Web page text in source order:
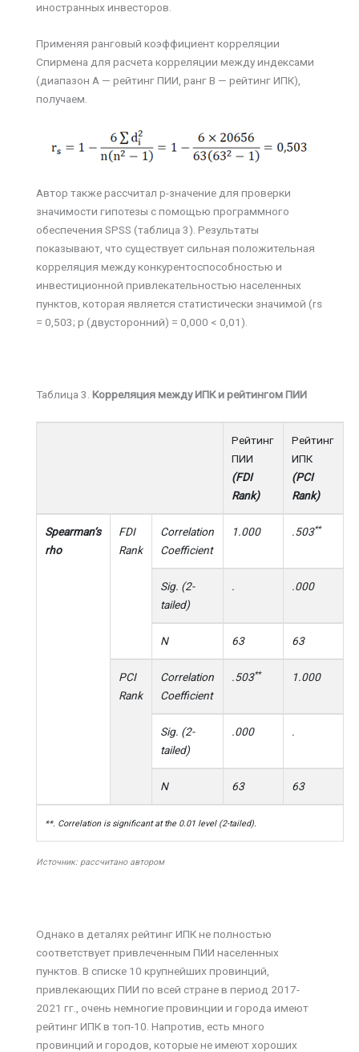
иностранных инвесторов.
Применяя ранговый коэффициент корреляции
Спирмена для расчета корреляции между индексами
(диапазон А — рейтинг ПИИ, ранг В — рейтинг ИПК),
получаем.
Автор также рассчитал p-значение для проверки
значимости гипотезы с помощью программного
обеспечения SPSS (таблица 3). Результаты
показывают, что существует сильная положительная
корреляция между конкурентоспособностью и
инвестиционной привлекательностью населенных
пунктов, которая является статистически значимой (rs
= 0,503; p (двусторонний) = 0,000 < 0,01).
Таблица 3. Корреляция между ИПК и рейтингом ПИИ
Рейтинг
ПИИ
(FDI
Rank)
Рейтинг
ИПК
(PCI
Rank)
Spearman‘s
rho
FDI
Rank
Correlation
Coefficient
1.000 .503**
Sig. (2-
tailed)
. .000
N 63 63
PCI
Rank
Correlation
Coefficient
.503** 1.000
Sig. (2-
tailed)
.000 .
N 63 63
**. Correlation is significant at the 0.01 level (2-tailed).
Источник: рассчитано автором
Однако в деталях рейтинг ИПК не полностью
соответствует привлеченным ПИИ населенных
пунктов. В списке 10 крупнейших провинций,
привлекающих ПИИ по всей стране в период 2017-
2021 гг., очень немногие провинции и города имеют
рейтинг ИПК в топ-10. Напротив, есть много
провинций и городов, которые не имеют хороших